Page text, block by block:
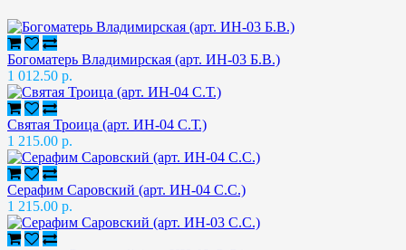
Богоматерь Владимирская (арт. ИН-03 Б.В.)
1 012.50 р.
Святая Троица (арт. ИН-04 С.Т.)
1 215.00 р.
Серафим Саровский (арт. ИН-04 С.С.)
1 215.00 р.